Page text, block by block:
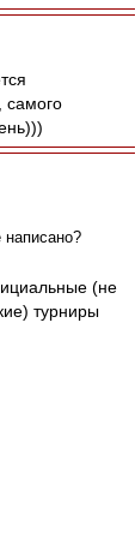
самого
написано?
(не
турниры